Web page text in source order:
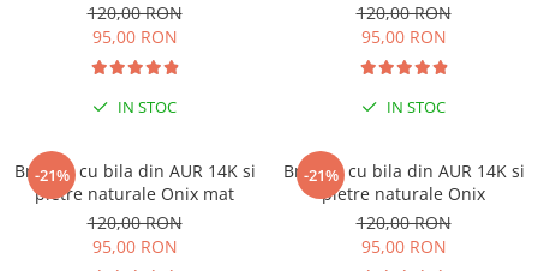
120,00 RON
95,00 RON
IN STOC
120,00 RON
95,00 RON
IN STOC
-21%
Bratara cu bila din AUR 14K si
pietre naturale Onix mat
120,00 RON
95,00 RON
-21%
Bratara cu bila din AUR 14K si
pietre naturale Onix
120,00 RON
95,00 RON